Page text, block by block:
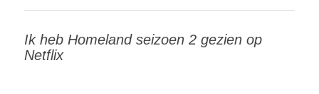
Ik heb Homeland seizoen 2 gezien op
Netflix